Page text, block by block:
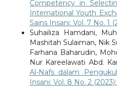
Competency in
International Youth
Sains Insani: Vol. 7 No. 1
Suhailiza Hamdani,
Mashitah Sulaiman, Nik
Farhana Baharudin,
Nur Kareelawati Abd.
Al-Nafs dalam
Insani: Vol. 8 No. 2